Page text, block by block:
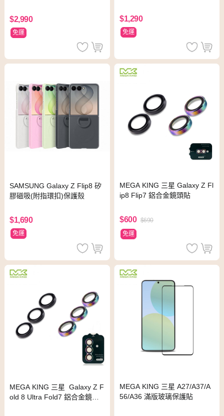
$2,990
免運
$1,290
免運
SAMSUNG Galaxy Z Flip8 矽
膠磁吸(附指環扣)保護殼
$1,690
免運
MEGA KING 三星 Galaxy Z Fl
ip8 Flip7 鋁合金鏡頭貼
$600 $690
免運
MEGA KING 三星 Galaxy Z F
old 8 Ultra Fold7 鋁合金鏡頭
MEGA KING 三星 A27/A37/A
56/A36 滿版玻璃保護貼